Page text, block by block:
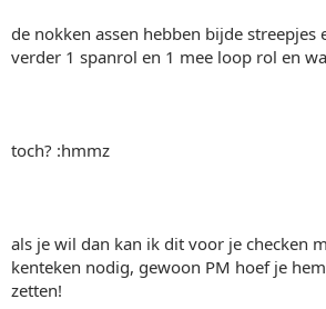
de nokken assen hebben bijde streepjes
verder 1 spanrol en 1 mee loop rol en
toch? :hmmz
als je wil dan kan ik dit voor je checken
kenteken nodig, gewoon PM hoef je
zetten!